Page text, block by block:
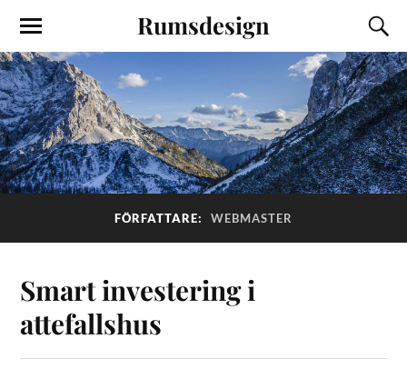
Rumsdesign
FÖRFATTARE: WEBMASTER
Smart investering i
attefallshus